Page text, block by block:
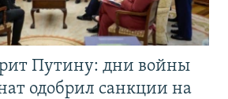
Путину: дни войны
одобрил санкции на